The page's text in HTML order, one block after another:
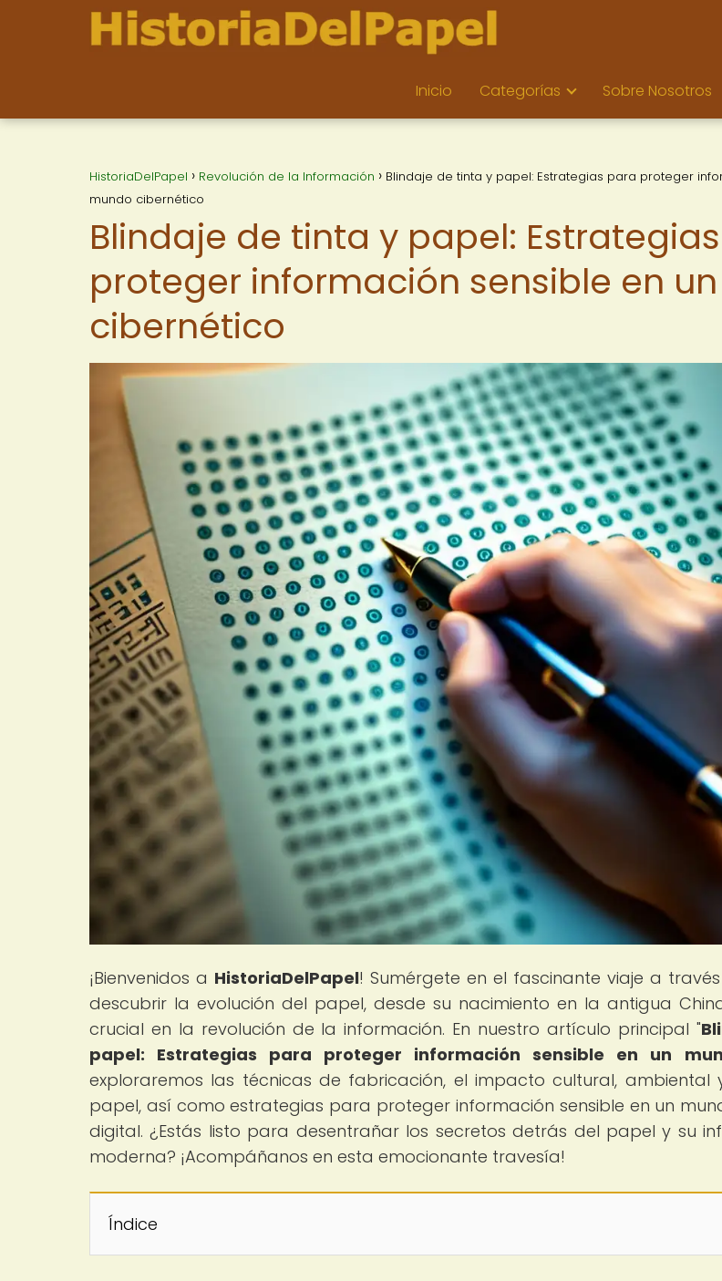
Inicio Categorías Sobre Nosotros
HistoriaDelPapel Revolución de la Información
Blindaje de tinta y papel: Estrategias para proteger
mundo cibernético
Blindaje de tinta y papel:
proteger información sensible en
cibernético
¡Bienvenidos a HistoriaDelPapel! Sumérgete en el fascinante viaje a
descubrir la evolución del papel, desde su nacimiento en la antigua
crucial en la revolución de la información. En nuestro artículo principal "
papel: Estrategias para proteger información sensible en un
exploraremos las técnicas de fabricación, el impacto cultural, ambiental
papel, así como estrategias para proteger información sensible en un
digital. ¿Estás listo para desentrañar los secretos detrás del papel y su
moderna? ¡Acompáñanos en esta emocionante travesía!
Índice